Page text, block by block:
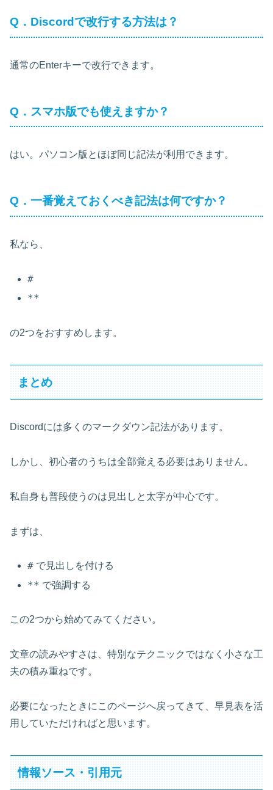
Q．Discordで改行する方法は？
通常のEnterキーで改行できます。
Q．スマホ版でも使えますか？
はい。パソコン版とほぼ同じ記法が利用できます。
Q．一番覚えておくべき記法は何ですか？
私なら、
#
**
の2つをおすすめします。
まとめ
Discordには多くのマークダウン記法があります。
しかし、初心者のうちは全部覚える必要はありません。
私自身も普段使うのは見出しと太字が中心です。
まずは、
# で見出しを付ける
** で強調する
この2つから始めてみてください。
文章の読みやすさは、特別なテクニックではなく小さな工
夫の積み重ねです。
必要になったときにこのページへ戻ってきて、早見表を活
用していただければと思います。
情報ソース・引用元